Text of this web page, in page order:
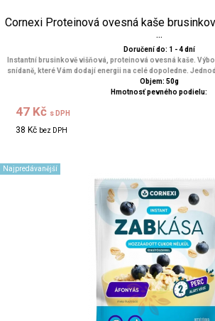
Cornexi Proteinová ovesná kaše
...
Doručení do: 1 - 4 dní
Instantní brusinkově višňová, proteinová ovesná kaše.
snídaně, které Vám dodají energii na celé dopoledne.
Objem: 50g
Hmotnosť pevného podielu:
47 Kč s DPH
38 Kč bez DPH
Najpredávanější